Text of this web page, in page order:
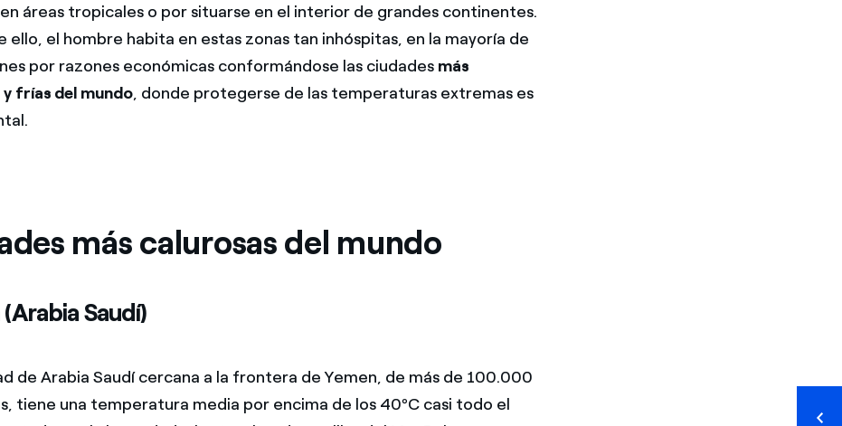
áreas tropicales o por situarse en el interior de grandes continentes.
ello, el hombre habita en estas zonas tan inhóspitas, en la mayoría de
por razones económicas conformándose las ciudades más
frías del mundo, donde protegerse de las temperaturas extremas es
más calurosas del mundo
(Arabia Saudí)
de Arabia Saudí cercana a la frontera de Yemen, de más de 100.000
tiene una temperatura media por encima de los 40ºC casi todo el